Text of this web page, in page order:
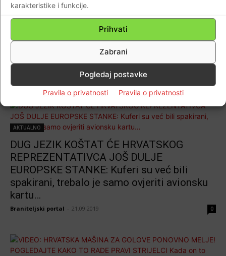
karakteristike i funkcije.
Prihvati
Zabrani
Pogledaj postavke
Pravila o privatnosti Pravila o privatnosti
Događaji
VIDEO: REBIĆ ‘SLOMIO’ UGLEDNOG
TALIJANSKOG VODITELJA Nakon
pobjedničkog gola uhvatio se za glavu u
nevjerici, njegova reakcija je apsolutni hit
19.01.2020
AKTUALNO
DUG JEZIK KOŠTAT ĆE HRVATSKOG
REPREZENTATIVCA JOŠ DULJE
EUROPSKE STANKE: Kuferi su već bili
spakirani, trebalo je samo ovjeriti avionsku
kartu…
Braniteljski portal 21.09.2019 0